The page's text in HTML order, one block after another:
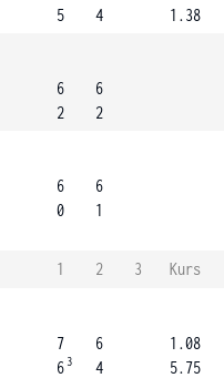
5
4
1.38
6
2
6
2
6
0
6
1
1 2 3
Kurs
7
6 3
6
4
1.08
5.75